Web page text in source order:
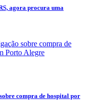
agora procura uma
compra de hospital por